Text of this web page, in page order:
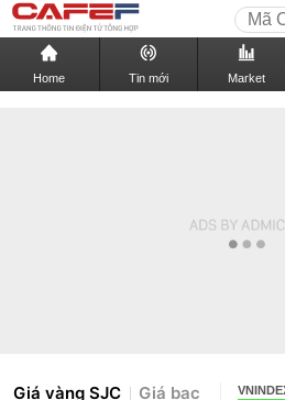
Home Tin mới Market
Giá vàng SJC Giá bạc